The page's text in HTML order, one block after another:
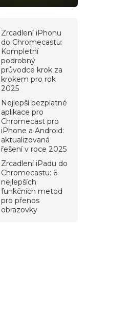
Zrcadlení iPhonu
do Chromecastu:
Kompletní
podrobný
průvodce krok za
krokem pro rok
2025
Nejlepší bezplatné
aplikace pro
Chromecast pro
iPhone a Android:
aktualizovaná
řešení v roce 2025
Zrcadlení iPadu do
Chromecastu: 6
nejlepších
funkčních metod
pro přenos
obrazovky